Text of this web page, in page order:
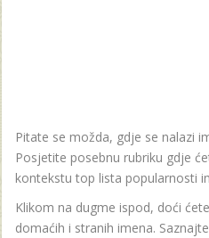
Pitate se možda, gdje se nalazi
Posjetite posebnu rubriku gdje
kontekstu top lista popularnosti
Klikom na dugme ispod, doći
domaćih i stranih imena.